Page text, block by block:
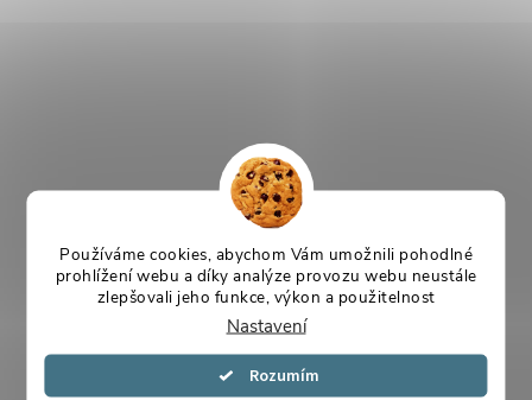
Používáme cookies, abychom Vám umožnili pohodlné
prohlížení webu a díky analýze provozu webu neustále
zlepšovali jeho funkce, výkon a použitelnost
Nastavení
Souhlasím